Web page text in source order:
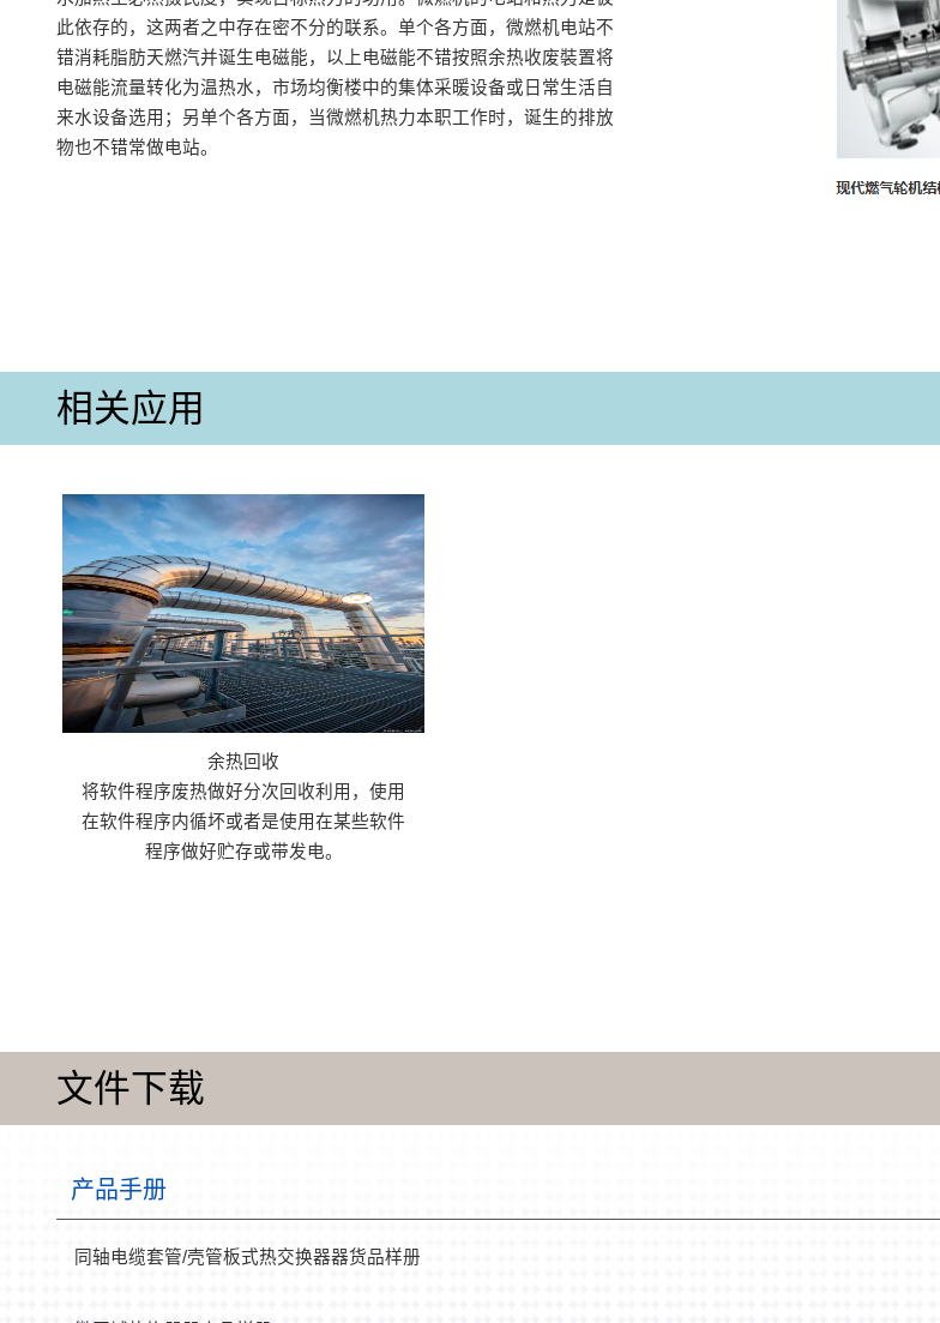
此依存的，这两者之中存在密不分的联系。单个各方面，微燃机电站不
错消耗脂肪天燃汽并诞生电磁能，以上电磁能不错按照余热收废裝置将
电磁能流量转化为温热水，市场均衡楼中的集体采暖设备或日常生活自
来水设备选用；另单个各方面，当微燃机热力本职工作时，诞生的排放
物也不错常做电站。
相关应用
余热回收
将软件程序废热做好分次回收利用，使用
在软件程序内循坏或者是使用在某些软件
程序做好贮存或带发电。
文件下载
产品手册
同轴电缆套管/壳管板式热交换器器货品样册